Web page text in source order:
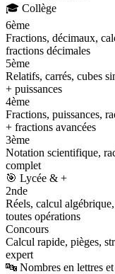
🎓 Collège
6ème
Fractions, décimaux,
fractions décimales
5ème
Relatifs, carrés, cubes
+ puissances
4ème
Fractions, puissances,
+ fractions avancées
3ème
Notation scientifique,
complet
🎯 Lycée & +
2nde
Réels, calcul
toutes opérations
Concours
Calcul rapide, pièges,
expert
🔤 Nombres en lettres